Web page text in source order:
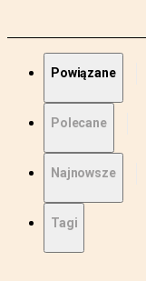
Powiązane
Polecane
Najnowsze
Tagi